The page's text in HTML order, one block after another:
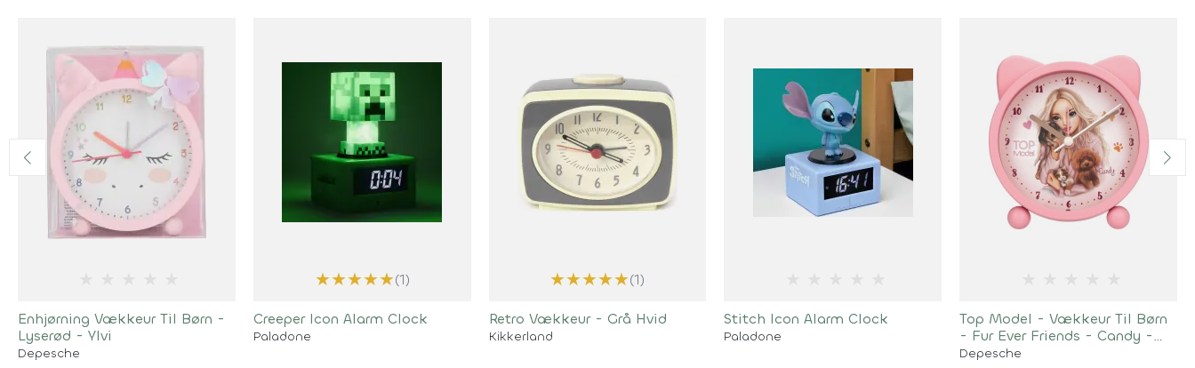
Enhjørning Vækkeur Til Børn -
Lyserød - Ylvi
Depesche
★★★★★(1)
Creeper Icon Alarm Clock
Paladone
★★★★★(1)
Retro Vækkeur - Grå Hvid
Kikkerland
Stitch Icon Alarm Clock
Paladone
Top Model - Vækkeur Til Børn
- Fur Ever Friends - Candy -
Pink
Depesche